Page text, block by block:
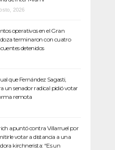
2026
operativos en el Gran
terminaron con cuatro
detenidos
que Fernández Sagasti,
un senador radical pidió votar
remota
apuntó contra Villarruel por
votar a distancia a una
kirchnerista: “Es un